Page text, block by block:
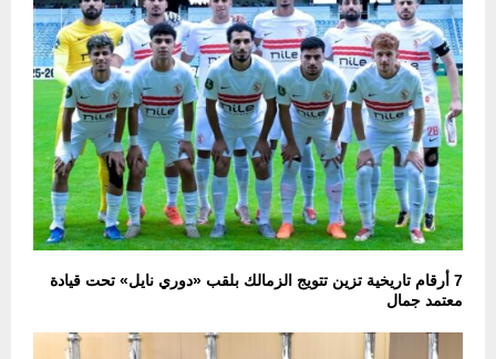
7 أرقام تاريخية تزين تتويج الزمالك بلقب «دوري نايل» تحت قيادة
معتمد جمال